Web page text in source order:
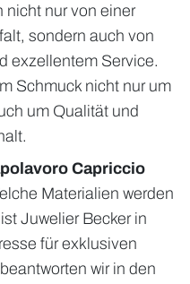
nicht nur von einer
sondern auch von
exzellentem Service.
Schmuck nicht nur um
um Qualität und
Capriccio
Materialien werden
Juwelier Becker in
für exklusiven
wir in den